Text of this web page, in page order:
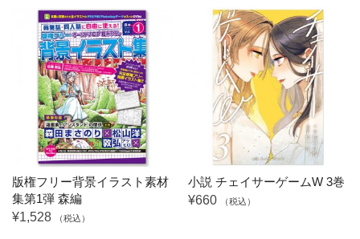
版権フリー背景イラスト素材
集第1弾 森編
¥1,528
（税込）
小説 チェイサーゲームW 3巻
¥660
（税込）